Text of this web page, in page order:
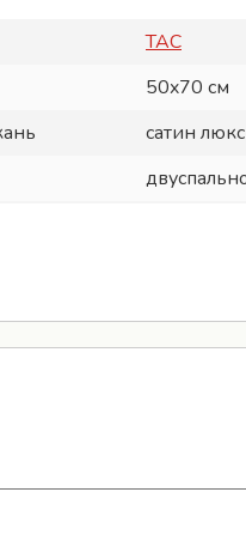
TAC
50x70 см
сатин люкс